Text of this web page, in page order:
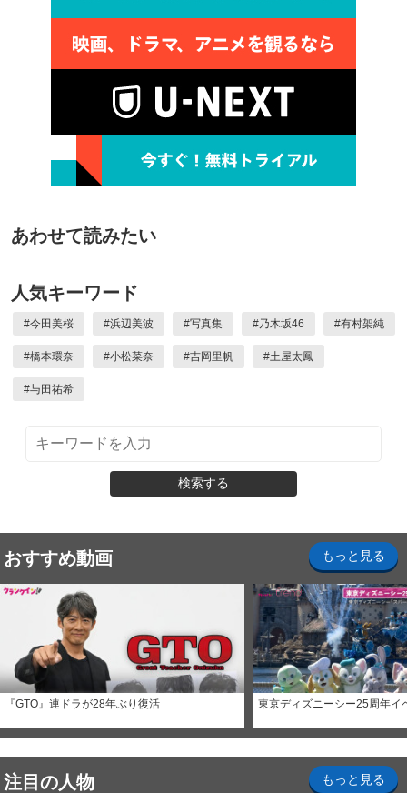
あわせて読みたい
人気キーワード
#今田美桜 #浜辺美波 #写真集 #乃木坂46 #有村架純
#橋本環奈 #小松菜奈 #吉岡里帆 #土屋太鳳
#与田祐希
検索する
おすすめ動画 もっと見る
『GTO』連ドラが28年ぶり復活 東京ディズニーシー25周年イ
注目の人物 もっと見る